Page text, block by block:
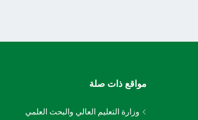
مواقع ذات صلة
وزارة التعليم العالي والبحث العلمي